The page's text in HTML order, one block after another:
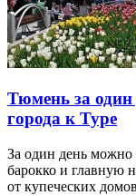
Тюмень за один
города к Туре
За один день можно
барокко и главную
от купеческих